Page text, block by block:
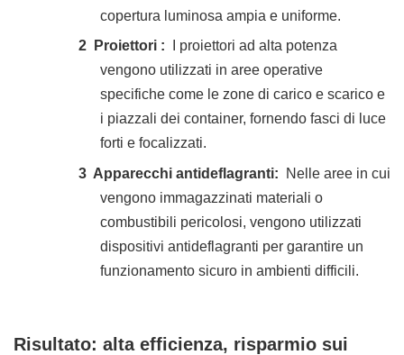
copertura luminosa ampia e uniforme.
2
Proiettori :
I proiettori ad alta potenza
vengono utilizzati in aree operative
specifiche come le zone di carico e scarico e
i piazzali dei container, fornendo fasci di luce
forti e focalizzati.
3 Apparecchi antideflagranti:
Nelle aree in cui
vengono immagazzinati materiali o
combustibili pericolosi, vengono utilizzati
dispositivi antideflagranti per garantire un
funzionamento sicuro in ambienti difficili.
Risultato: alta efficienza, risparmio sui